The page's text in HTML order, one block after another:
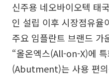
신주용 네오바이오텍 태
인 설립 이후 시장점유율
주요 임플란트 브랜드 가
“올온엑스(All-on-X)에
(Abutment)는 사용 편의